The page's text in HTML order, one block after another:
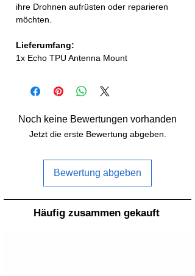
ihre Drohnen aufrüsten oder reparieren
möchten.
Lieferumfang:
1x Echo TPU Antenna Mount
Noch keine Bewertungen vorhanden
Jetzt die erste Bewertung abgeben.
Bewertung abgeben
Häufig zusammen gekauft